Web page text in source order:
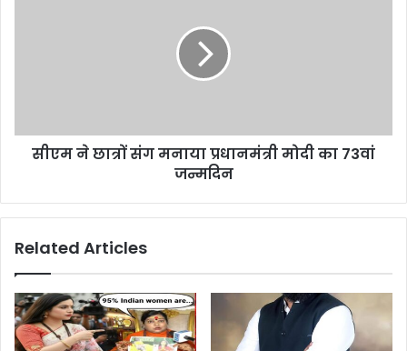
सीएम ने छात्रों संग मनाया प्रधानमंत्री मोदी का 73वां
जन्मदिन
Related Articles